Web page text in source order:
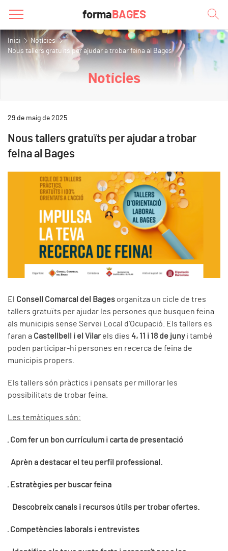
forma BAGES
Inici
Notícies
Nous tallers gratuïts per ajudar a trobar feina al Bages
Notícies
29 de maig de 2025
Nous tallers gratuïts per ajudar a trobar
feina al Bages
El Consell Comarcal del Bages organitza un cicle de tres
tallers gratuïts per ajudar les persones que busquen feina
als municipis sense Servei Local d’Ocupació. Els tallers es
faran a Castellbell i el Vilar els dies 4, 11 i 18 de junyi també
poden participar-hi persones en recerca de feina de
municipis propers.
Els tallers són pràctics i pensats per millorar les
possibilitats de trobar feina.
Les temàtiques són:
· Com fer un bon currículum i carta de presentació
Aprèn a destacar el teu perfil professional.
· Estratègies per buscar feina
Descobreix canals i recursos útils per trobar ofertes.
· Competències laborals i entrevistes